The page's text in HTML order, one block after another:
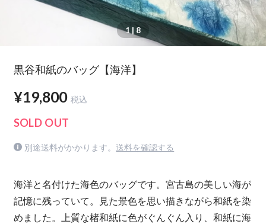
1 | 8
黒谷和紙のバッグ【海洋】
¥19,800 税込
SOLD OUT
別途送料がかかります。 送料を確認する
海洋と名付けた海色のバッグです。宮古島の美しい海が
記憶に残っていて。見た景色を思い描きながら和紙を染
めました。上質な楮和紙に色がぐんぐん入り、和紙に海